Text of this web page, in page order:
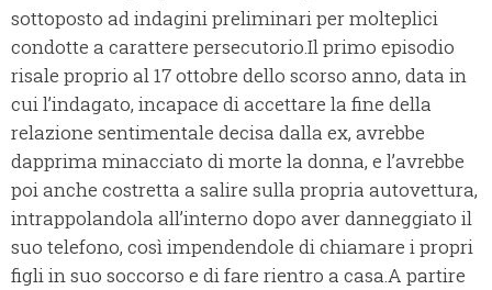
sottoposto ad indagini preliminari per molteplici
condotte a carattere persecutorio.Il primo episodio
risale proprio al 17 ottobre dello scorso anno, data in
cui l’indagato, incapace di accettare la fine della
relazione sentimentale decisa dalla ex, avrebbe
dapprima minacciato di morte la donna, e l’avrebbe
poi anche costretta a salire sulla propria autovettura,
intrappolandola all’interno dopo aver danneggiato il
suo telefono, così impendendole di chiamare i propri
figli in suo soccorso e di fare rientro a casa.A partire